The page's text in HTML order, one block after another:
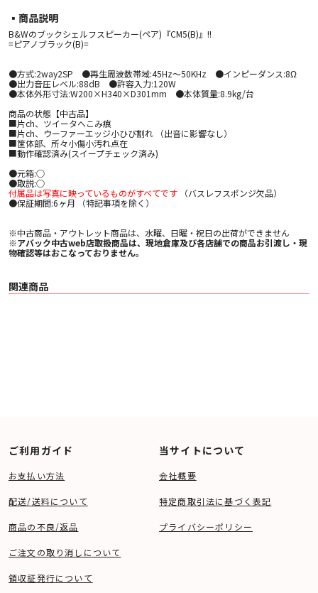
▪︎商品説明
B&Wのブックシェルフスピーカー(ペア)『CM5(B)』!!
=ピアノブラック(B)=
●方式:2way2SP ●再生周波数帯域:45Hz～50KHz ●インピーダンス:8Ω
●出力音圧レベル:88dB ●許容入力:120W
●本体外形寸法:W200×H340×D301mm ●本体質量:8.9kg/台
商品の状態【中古品】
■片ch、ツイータへこみ痕
■片ch、ウーファーエッジ小ひび割れ （出音に影響なし）
■筐体部、所々小傷小汚れ点在
■動作確認済み(スイープチェック済み)
●元箱:○
●取説:○
付属品は写真に映っているものがすべてです（バスレフスポンジ欠品）
●保証期間:6ヶ月 （特記事項を除く）
※中古商品・アウトレット商品は、水曜、日曜・祝日の出荷ができません
※アバック中古web店取扱商品は、現地倉庫及び各店舗での商品お引渡し・現
物確認等はおこなっておりません。
関連商品
ご利用ガイド
お支払い方法
配送/送料について
商品の不良/返品
ご注文の取り消しについて
領収証発行について
当サイトについて
会社概要
特定商取引法に基づく表記
プライバシーポリシー